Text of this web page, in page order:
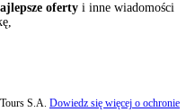
oferty i inne wiadomości
S.A. Dowiedz się więcej o ochronie